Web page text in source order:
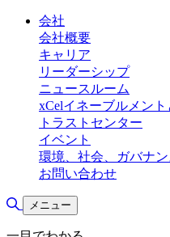
会社
会社概要
キャリア
リーダーシップ
ニュースルーム
xCelイネーブルメン
トラストセンター
イベント
環境、社会、ガバナ
お問い合わせ
検索の切り替え
メニュー